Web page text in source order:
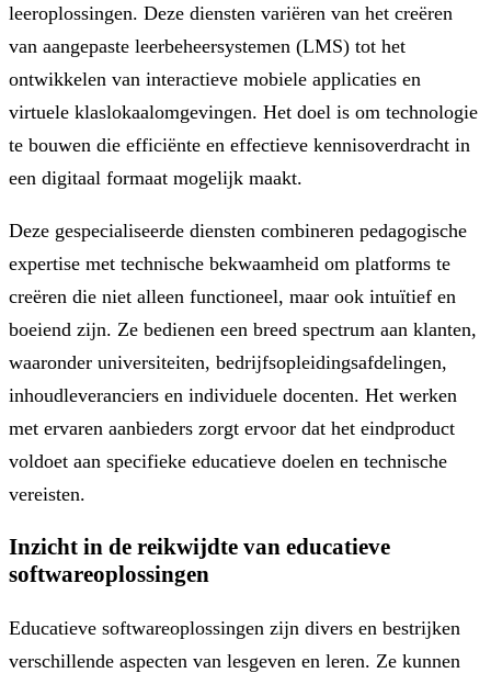
leeroplossingen. Deze diensten variëren van het creëren
van aangepaste leerbeheersystemen (LMS) tot het
ontwikkelen van interactieve mobiele applicaties en
virtuele klaslokaalomgevingen. Het doel is om technologie
te bouwen die efficiënte en effectieve kennisoverdracht in
een digitaal formaat mogelijk maakt.
Deze gespecialiseerde diensten combineren pedagogische
expertise met technische bekwaamheid om platforms te
creëren die niet alleen functioneel, maar ook intuïtief en
boeiend zijn. Ze bedienen een breed spectrum aan klanten,
waaronder universiteiten, bedrijfsopleidingsafdelingen,
inhoudleveranciers en individuele docenten. Het werken
met ervaren aanbieders zorgt ervoor dat het eindproduct
voldoet aan specifieke educatieve doelen en technische
vereisten.
Inzicht in de reikwijdte van educatieve
softwareoplossingen
Educatieve softwareoplossingen zijn divers en bestrijken
verschillende aspecten van lesgeven en leren. Ze kunnen